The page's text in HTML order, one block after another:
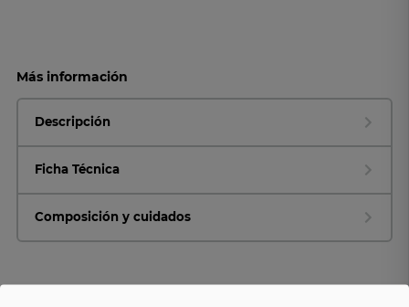
Más información
Descripción
Ficha Técnica
Composición y cuidados